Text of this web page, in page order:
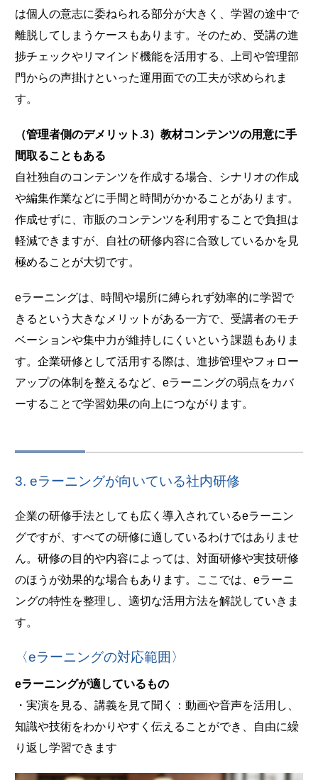
は個人の意志に委ねられる部分が大きく、学習の途中で
離脱してしまうケースもあります。そのため、受講の進
捗チェックやリマインド機能を活用する、上司や管理部
門からの声掛けといった運用面での工夫が求められま
す。
（管理者側のデメリット.3）教材コンテンツの用意に手
間取ることもある
自社独自のコンテンツを作成する場合、シナリオの作成
や編集作業などに手間と時間がかかることがあります。
作成せずに、市販のコンテンツを利用することで負担は
軽減できますが、自社の研修内容に合致しているかを見
極めることが大切です。
eラーニングは、時間や場所に縛られず効率的に学習で
きるという大きなメリットがある一方で、受講者のモチ
ベーションや集中力が維持しにくいという課題もありま
す。企業研修として活用する際は、進捗管理やフォロー
アップの体制を整えるなど、eラーニングの弱点をカバ
ーすることで学習効果の向上につながります。
3. eラーニングが向いている社内研修
企業の研修手法としても広く導入されているeラーニン
グですが、すべての研修に適しているわけではありませ
ん。研修の目的や内容によっては、対面研修や実技研修
のほうが効果的な場合もあります。ここでは、eラーニ
ングの特性を整理し、適切な活用方法を解説していきま
す。
〈eラーニングの対応範囲〉
eラーニングが適しているもの
・実演を見る、講義を見て聞く：動画や音声を活用し、
知識や技術をわかりやすく伝えることができ、自由に繰
り返し学習できます